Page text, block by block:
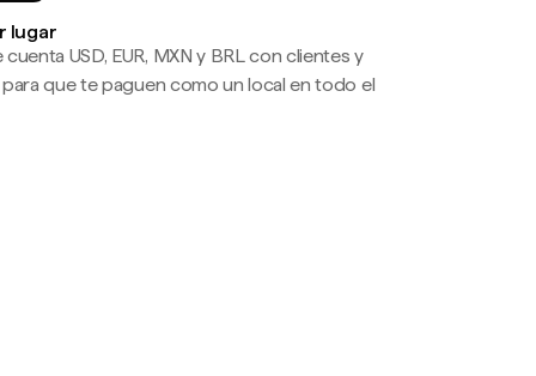
lugar
USD, EUR, MXN y BRL con clientes y
que te paguen como un local en todo el